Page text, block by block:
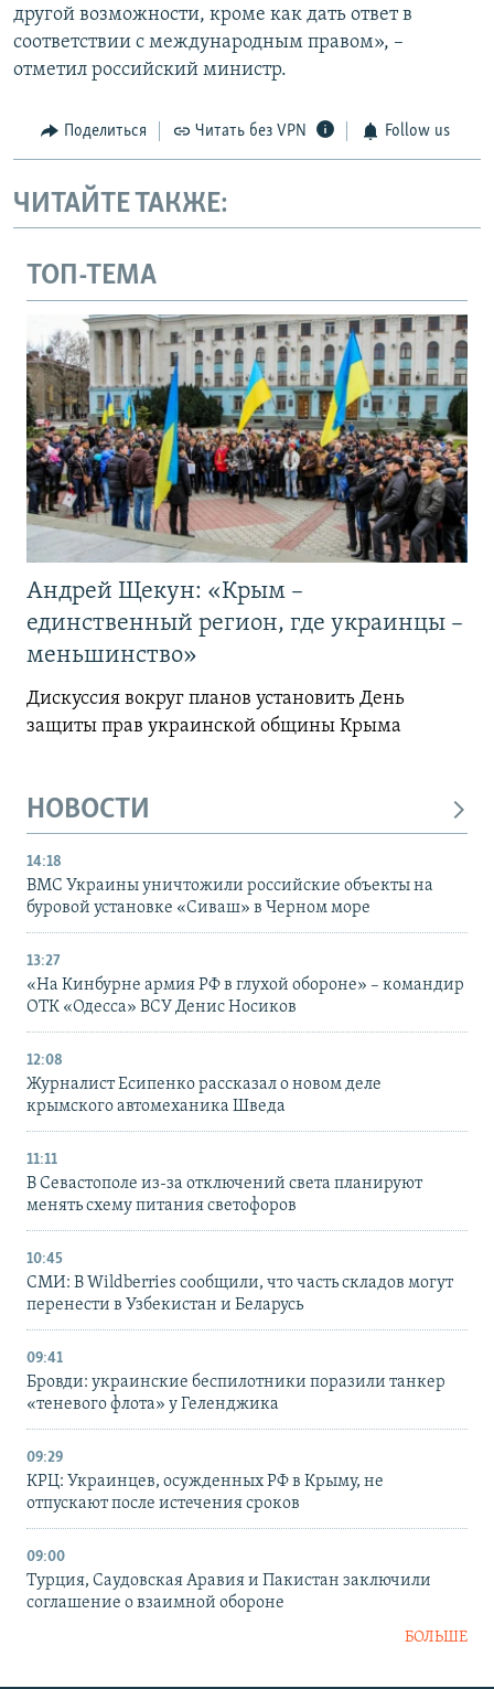
другой возможности, кроме как дать ответ в
соответствии с международным правом», –
отметил российский министр.
Поделиться Читать без VPN Follow us
ЧИТАЙТЕ ТАКЖЕ:
ТОП-ТЕМА
Андрей Щекун: «Крым –
единственный регион, где украинцы –
меньшинство»
Дискуссия вокруг планов установить День
защиты прав украинской общины Крыма
НОВОСТИ
14:18
ВМС Украины уничтожили российские объекты на
буровой установке «Сиваш» в Черном море
13:27
«На Кинбурне армия РФ в глухой обороне» – командир
ОТК «Одесса» ВСУ Денис Носиков
12:08
Журналист Есипенко рассказал о новом деле
крымского автомеханика Шведа
11:11
В Севастополе из-за отключений света планируют
менять схему питания светофоров
10:45
СМИ: В Wildberries сообщили, что часть складов могут
перенести в Узбекистан и Беларусь
09:41
Бровди: украинские беспилотники поразили танкер
«теневого флота» у Геленджика
09:29
КРЦ: Украинцев, осужденных РФ в Крыму, не
отпускают после истечения сроков
09:00
Турция, Саудовская Аравия и Пакистан заключили
соглашение о взаимной обороне
БОЛЬШЕ